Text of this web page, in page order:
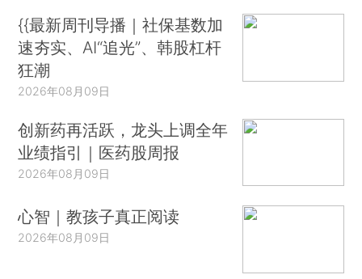
{{最新周刊导播｜社保基数加
速夯实、AI“追光”、韩股杠杆
狂潮
2026年08月09日
创新药再活跃，龙头上调全年
业绩指引｜医药股周报
2026年08月09日
心智｜教孩子真正阅读
2026年08月09日